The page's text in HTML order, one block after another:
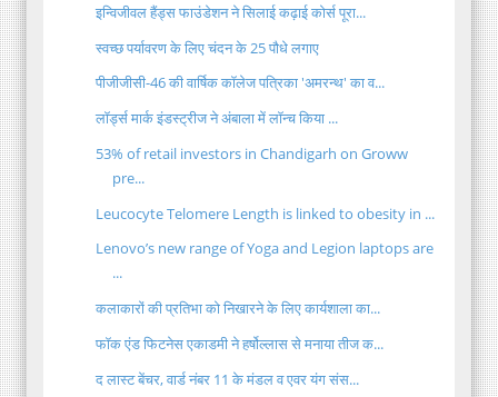
इन्विजीवल हैंड्स फाउंडेशन ने सिलाई कढ़ाई कोर्स पूरा...
स्वच्छ पर्यावरण के लिए चंदन के 25 पौधे लगाए
पीजीजीसी-46 की वार्षिक कॉलेज पत्रिका 'अमरन्थ' का व...
लॉर्ड्स मार्क इंडस्ट्रीज ने अंबाला में लॉन्च किया ...
53% of retail investors in Chandigarh on Groww
pre...
Leucocyte Telomere Length is linked to obesity in ...
Lenovo’s new range of Yoga and Legion laptops are
...
कलाकारों की प्रतिभा को निखारने के लिए कार्यशाला का...
फॉक एंड फिटनेस एकाडमी ने हर्षोल्लास से मनाया तीज क...
द लास्ट बेंचर, वार्ड नंबर 11 के मंडल व एवर यंग संस...